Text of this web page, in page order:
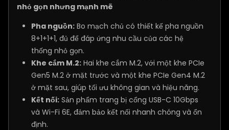
nhỏ gọn nhưng mạnh mẽ
Pha nguồn: Bo mạch chủ có thiết kế pha nguồn
8+1+1+1, đủ để đáp ứng nhu cầu của các hệ
thống nhỏ gọn.
Khe cắm M.2: Hai khe cắm M.2, với một khe PCIe
Gen5 M.2 ở mặt trước và một khe PCIe Gen4 M.2
ở mặt sau, giúp tối ưu không gian và hiệu năng.
Kết nối: Sản phẩm trang bị cổng USB-C 10Gbps
và Wi-Fi 6E, đảm bảo kết nối nhanh chóng và ổn
định.